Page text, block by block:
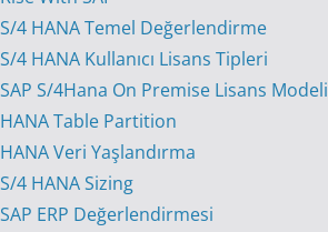
S/4 HANA Temel Değerlendirme
S/4 HANA Kullanıcı Lisans Tipleri
SAP S/4Hana On Premise Lisans Modeli
HANA Table Partition
HANA Veri Yaşlandırma
S/4 HANA Sizing
SAP ERP Değerlendirmesi